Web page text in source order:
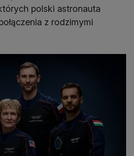
polski astronauta
z rodzimymi